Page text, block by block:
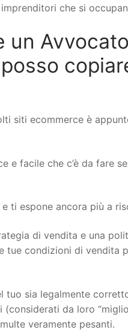
che si
un
siti ecommerce è
e facile che c’è da fare
ti espone ancora più a
di vendita e una
tue condizioni di vendita
tuo sia legalmente
da loro
veramente pesanti.